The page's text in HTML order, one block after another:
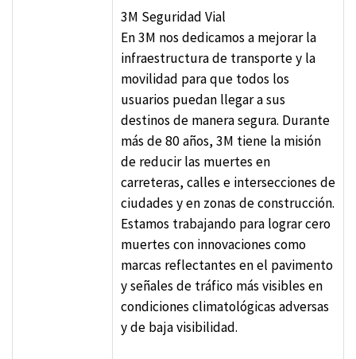
3M Seguridad Vial
En 3M nos dedicamos a mejorar la
infraestructura de transporte y la
movilidad para que todos los
usuarios puedan llegar a sus
destinos de manera segura. Durante
más de 80 años, 3M tiene la misión
de reducir las muertes en
carreteras, calles e intersecciones de
ciudades y en zonas de construcción.
Estamos trabajando para lograr cero
muertes con innovaciones como
marcas reflectantes en el pavimento
y señales de tráfico más visibles en
condiciones climatológicas adversas
y de baja visibilidad.